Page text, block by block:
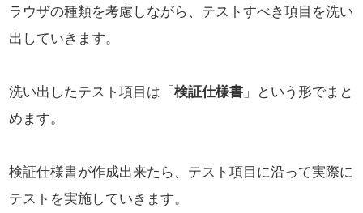
ラウザの種類を考慮しながら、 テストすべき項目を洗い
出していきます。
洗い出したテスト項目は「検証仕様書 」という形でまと
めます。
検証仕様書が作成出来たら、テスト項目に沿って実際に
テストを実施していきます。